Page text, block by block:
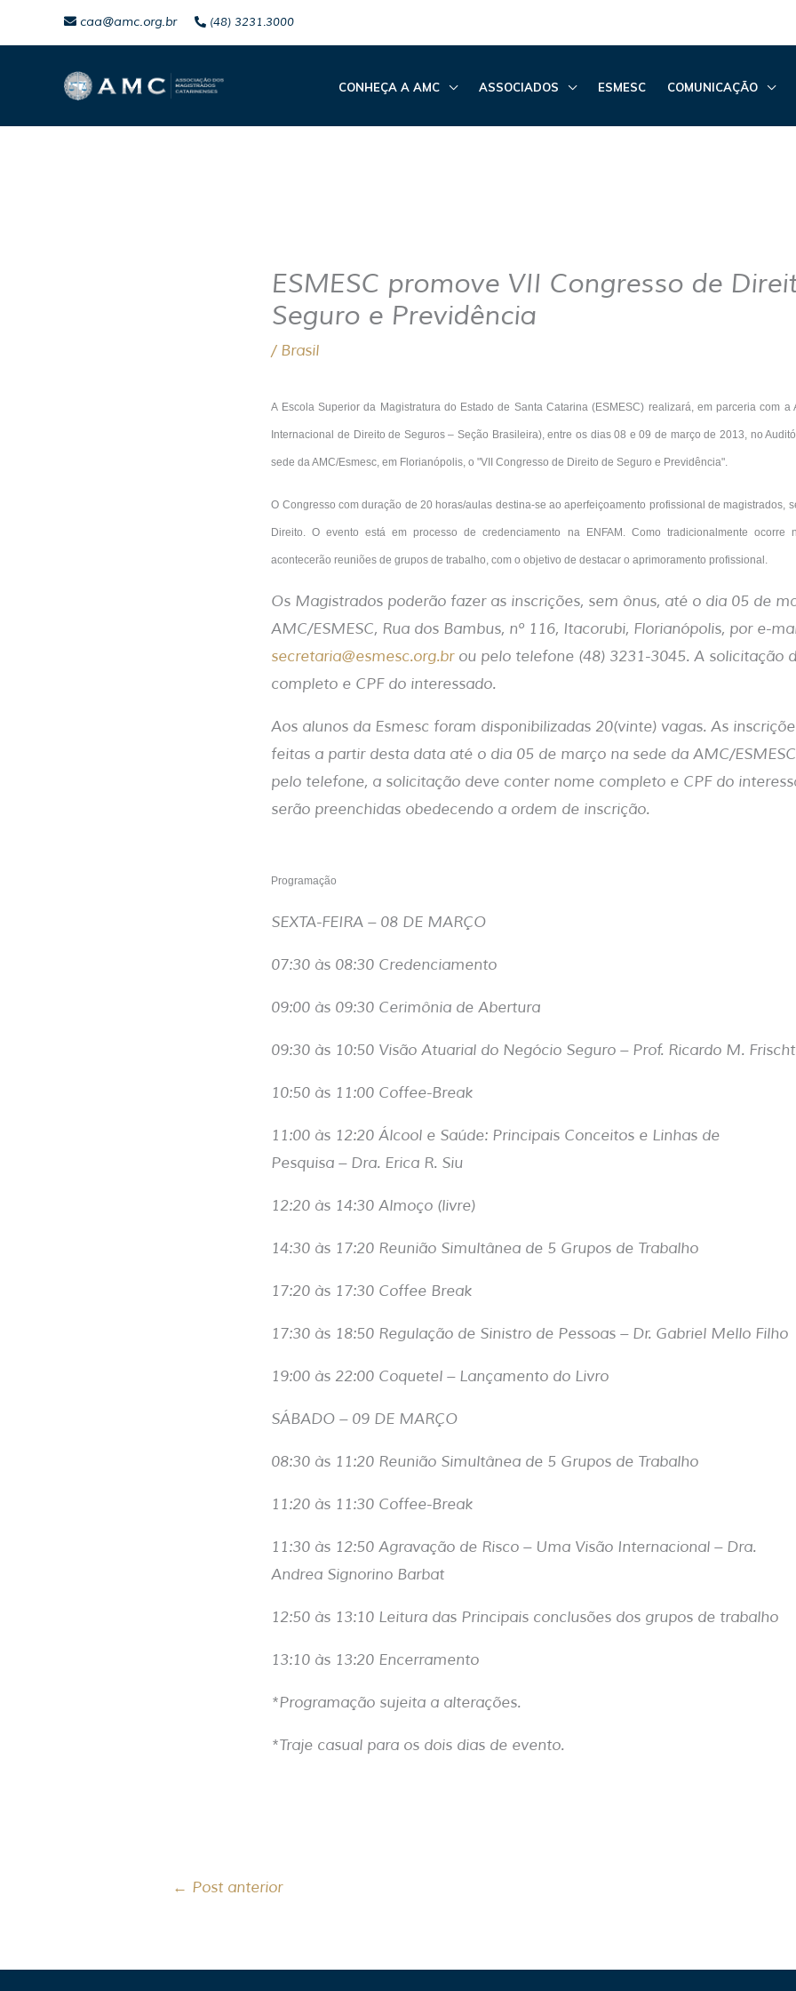
conteúdo
caa@amc.org.br (48) 3231.3000
CONHEÇA A AMC ASSOCIADOS ESMESC COMUNICAÇÃO
ESMESC promove VII Congresso de
Seguro e Previdência
/ Brasil
A Escola Superior da Magistratura do Estado de Santa Catarina (ESMESC) realizará, em parceria com a
Internacional de Direito de Seguros – Seção Brasileira), entre os dias 08 e 09 de março de 2013, no
sede da AMC/Esmesc, em Florianópolis, o "VII Congresso de Direito de Seguro e Previdência".
O Congresso com duração de 20 horas/aulas destina-se ao aperfeiçoamento profissional de magistrados,
Direito. O evento está em processo de credenciamento na ENFAM. Como tradicionalmente ocorre
acontecerão reuniões de grupos de trabalho, com o objetivo de destacar o aprimoramento profissional.
Os Magistrados poderão fazer as inscrições, sem ônus, até o dia 05 de
AMC/ESMESC, Rua dos Bambus, nº 116, Itacorubi, Florianópolis, por e-
secretaria@esmesc.org.brou pelo telefone (48) 3231-3045. A solicitação
completo e CPF do interessado.
Aos alunos da Esmesc foram disponibilizadas 20(vinte) vagas. As
feitas a partir desta data até o dia 05 de março na sede da AMC/
pelo telefone, a solicitação deve conter nome completo e CPF do
serão preenchidas obedecendo a ordem de inscrição.
Programação
SEXTA-FEIRA – 08 DE MARÇO
07:30 às 08:30 Credenciamento
09:00 às 09:30 Cerimônia de Abertura
09:30 às 10:50 Visão Atuarial do Negócio Seguro – Prof. Ricardo M.
10:50 às 11:00 Coffee-Break
11:00 às 12:20 Álcool e Saúde: Principais Conceitos e Linhas de
Pesquisa – Dra. Erica R. Siu
12:20 às 14:30 Almoço (livre)
14:30 às 17:20 Reunião Simultânea de 5 Grupos de Trabalho
17:20 às 17:30 Coffee Break
17:30 às 18:50 Regulação de Sinistro de Pessoas – Dr. Gabriel Mello Filho
19:00 às 22:00 Coquetel – Lançamento do Livro
SÁBADO – 09 DE MARÇO
08:30 às 11:20 Reunião Simultânea de 5 Grupos de Trabalho
11:20 às 11:30 Coffee-Break
11:30 às 12:50 Agravação de Risco – Uma Visão Internacional – Dra.
Andrea Signorino Barbat
12:50 às 13:10 Leitura das Principais conclusões dos grupos de trabalho
13:10 às 13:20 Encerramento
*Programação sujeita a alterações.
*Traje casual para os dois dias de evento.
← Post anterior